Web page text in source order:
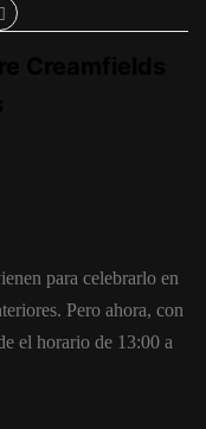
para celebrarlo en
Pero ahora, con
el horario de 13:00 a